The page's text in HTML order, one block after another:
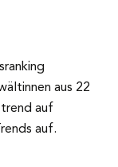
aus 22
auf
auf.